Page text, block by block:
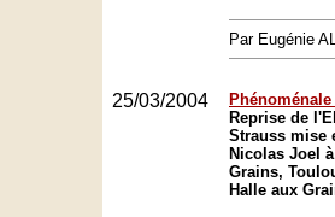
Par Eugénie
25/03/2004
Reprise de
Strauss mise
Nicolas Joel
Grains,
Halle aux